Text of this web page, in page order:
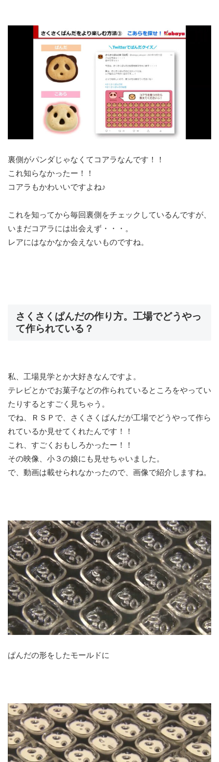
裏側がパンダじゃなくてコアラなんです！！
これ知らなかったー！！
コアラもかわいいですよね♪
これを知ってから毎回裏側をチェックしているんですが、
いまだコアラには出会えず・・・。
レアにはなかなか会えないものですね。
さくさくぱんだの作り方。工場でどうやっ
て作られている？
私、工場見学とか大好きなんですよ。
テレビとかでお菓子などの作られているところをやってい
たりするとすごく見ちゃう。
でね、ＲＳＰで、さくさくぱんだが工場でどうやって作ら
れているか見せてくれたんです！！
これ、すごくおもしろかったー！！
その映像、小３の娘にも見せちゃいました。
で、動画は載せられなかったので、画像で紹介しますね。
ぱんだの形をしたモールドに